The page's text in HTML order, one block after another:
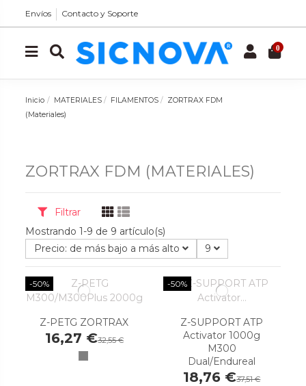
Envíos Contacto y Soporte
0
Inicio MATERIALES FILAMENTOS
ZORTRAX FDM
(Materiales)
ZORTRAX FDM (MATERIALES)
Filtrar
Mostrando 1-9 de 9 artículo(s)
Precio: de más bajo a más alto
9
-50%
Z-PETG ZORTRAX
16,27 €32,55 €
-50%
Z-SUPPORT ATP
Activator 1000g
M300
Dual/Endureal
18,76 €37,51 €